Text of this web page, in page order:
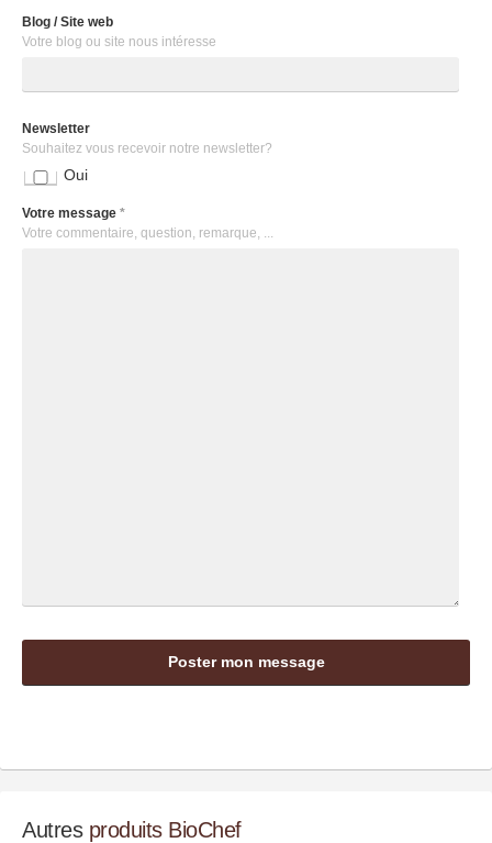
Blog / Site web
Votre blog ou site nous intéresse
Newsletter
Souhaitez vous recevoir notre newsletter?
Oui
Votre message *
Votre commentaire, question, remarque, ...
Autres produits BioChef